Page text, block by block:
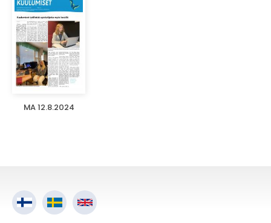
MA 12.8.2024